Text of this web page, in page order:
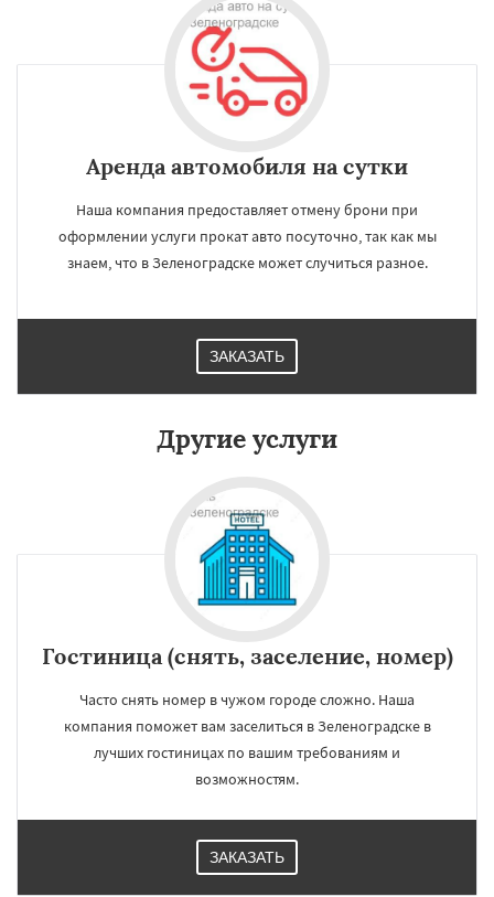
Работаем по
регионам
×
Ильинский
Лесной Городок Лопатино
Менделеевск
Нахабино
Октябрьский
Решетниково Родники
Томилино
Тучково
Фосфоритный Фряново Хорлово
Аренда автомобиля на сутки
Наша компания предоставляет отмену брони при
оформлении услуги прокат авто посуточно, так как мы
знаем, что в Зеленоградске может случиться разное.
ЗАКАЗАТЬ
Другие услуги
Гостиница (снять, заселение, номер)
Часто снять номер в чужом городе сложно. Наша
компания поможет вам заселиться в Зеленоградске в
лучших гостиницах по вашим требованиям и
возможностям.
ЗАКАЗАТЬ
УЗНАТЬ ПОДРОБНЕЕ ×
Даю согласие на обработку персональных данных